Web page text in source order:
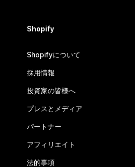
Shopify
Shopifyについて
採用情報
投資家の皆様へ
プレスとメディア
パートナー
アフィリエイト
法的事項